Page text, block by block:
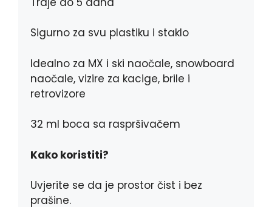
Sigurno za svu plastiku i staklo
Idealno za MX i ski naočale, snowboard
naočale, vizire za kacige, brile i
retrovizore
32 ml boca sa raspršivačem
Kako koristiti?
Uvjerite se da je prostor čist i bez
prašine.